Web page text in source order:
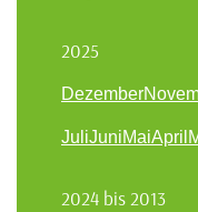
2025
Dezember
JuliJuniMaiApril
2024 bis 2013